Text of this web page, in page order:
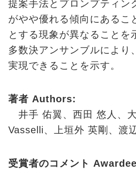
提案手法とプロンプティン
がやや優れる傾向にあるこ
とする現象が異なること
多数決アンサンブルにより
実現できることを示す。
著者 Authors:
井手 佑翼、西田 悠人、
Vasselli、上垣外 英剛、渡
受賞者のコメント